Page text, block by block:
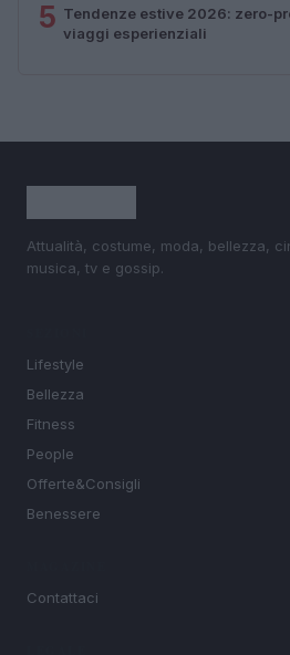
5 Tendenze estive 2026: zero-
viaggi esperienziali
Attualità, costume, moda, bellezza,
musica, tv e gossip.
Lifestyle
Bellezza
Fitness
People
Offerte&Consigli
Benessere
Contattaci